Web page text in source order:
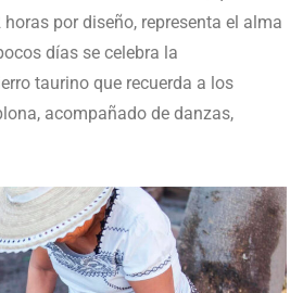
por diseño, representa el alma
días se celebra la
taurino que recuerda a los
acompañado de danzas,